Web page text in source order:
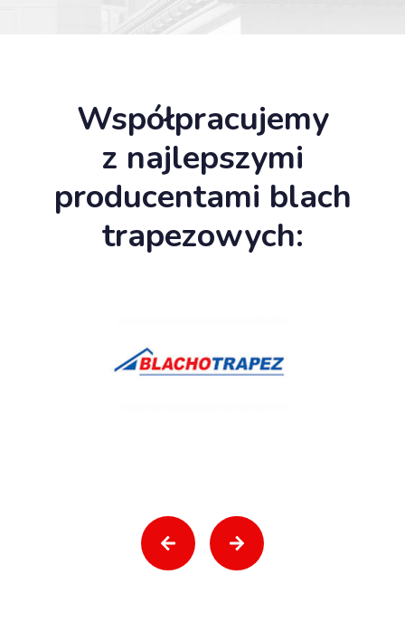
Współpracujemy
z najlepszymi
producentami blach
trapezowych: